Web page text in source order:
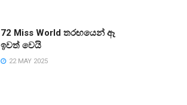
72 Miss World තරඟයෙන් ඈ
ඉවත් වෙයි
22 MAY 2025